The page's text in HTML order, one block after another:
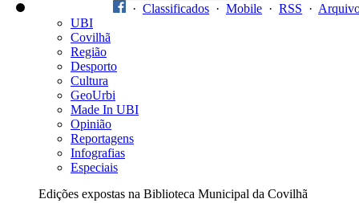
· Classificados · Mobile · RSS ·
UBI
Covilhã
Região
Desporto
Cultura
GeoUrbi
Made In UBI
Opinião
Reportagens
Infografias
Especiais
Edições expostas na Biblioteca Municipal da Covilhã